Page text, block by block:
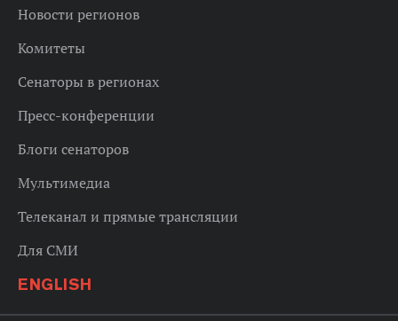
Новости регионов
Комитеты
Сенаторы в регионах
Пресс-конференции
Блоги сенаторов
Мультимедиа
Телеканал и прямые трансляции
Для СМИ
ENGLISH